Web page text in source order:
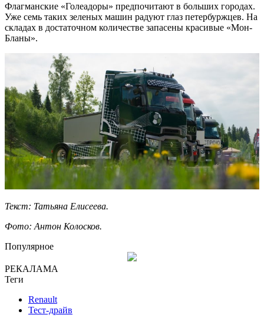
Флагманские «Голеадоры» предпочитают в больших городах.
Уже семь таких зеленых машин радуют глаз петербуржцев. На
складах в достаточном количестве запасены красивые «Мон-
Бланы».
Текст: Татьяна Елисеева.
Фото: Антон Колосков.
Популярное
РЕКАЛАМА
Теги
Renault
Тест-драйв